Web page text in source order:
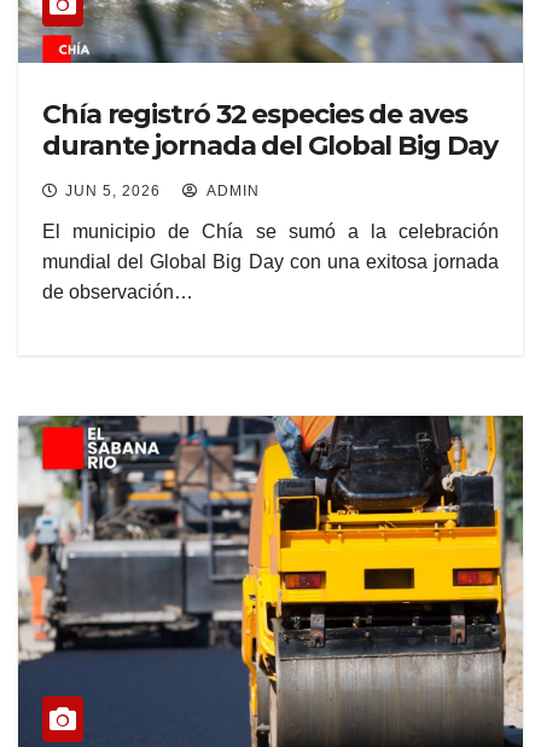
Chía registró 32 especies de aves
durante jornada del Global Big Day
JUN 5, 2026 ADMIN
El municipio de Chía se sumó a la celebración
mundial del Global Big Day con una exitosa jornada
de observación…